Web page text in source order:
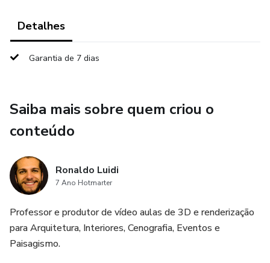
Detalhes
Garantia de 7 dias
Saiba mais sobre quem criou o
conteúdo
Ronaldo Luidi
7 Ano Hotmarter
Professor e produtor de vídeo aulas de 3D e renderização
para Arquitetura, Interiores, Cenografia, Eventos e
Paisagismo.